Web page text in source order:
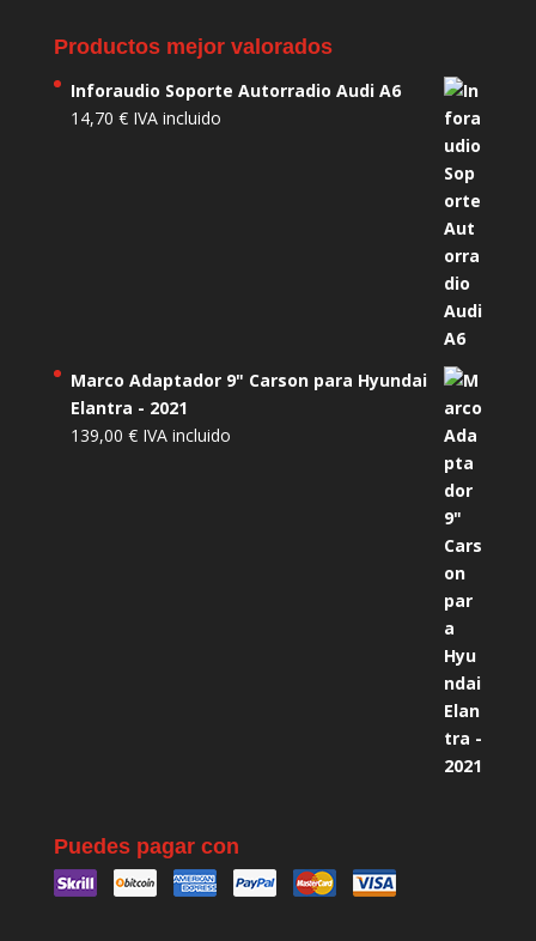
Productos mejor valorados
Inforaudio Soporte Autorradio Audi A6
14,70 € IVA incluido
Marco Adaptador 9" Carson para Hyundai
Elantra - 2021
139,00 € IVA incluido
Puedes pagar con